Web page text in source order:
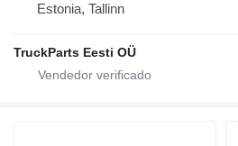
Estonia, Tallinn
TruckParts Eesti OÜ